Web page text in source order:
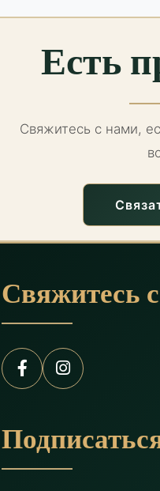
Есть
Свяжитесь с нами,
Свяжитесь